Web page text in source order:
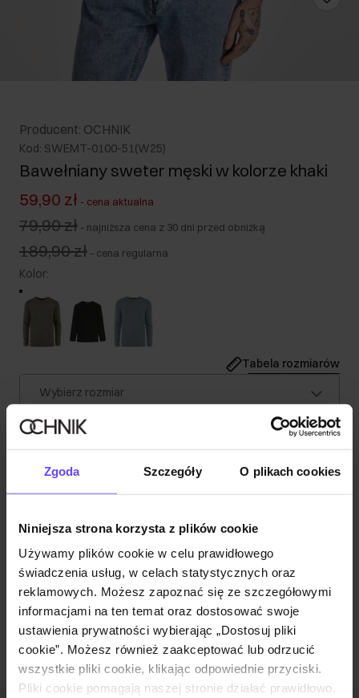
Zgoda Szczegóły O plikach cookies
Niniejsza strona korzysta z plików cookie
Używamy plików cookie w celu prawidłowego
świadczenia usług, w celach statystycznych oraz
reklamowych. Możesz zapoznać się ze szczegółowymi
informacjami na ten temat oraz dostosować swoje
ustawienia prywatności wybierając „Dostosuj pliki
cookie”. Możesz również zaakceptować lub odrzucić
wszystkie pliki cookie, klikając odpowiednie przyciski.
Pliki cookie pomagają naszej stronie działać prawidłowo.
Producent: OCHNIK
Kod: SWEMT-0100-51(W25)
Bawełniany sweter męski w kolorze khaki
59,90 zł - cena aktualna
79,90 zł - najniższa cena z 30 dni przed obniżką
189,90 zł - cena regularna
Kolor:
Tabela rozmiarów
Wybierz rozmiar
Nasz model ma 185 cm wzrostu i nosi rozmiar M.
Opis produktu
Skład
Opinie